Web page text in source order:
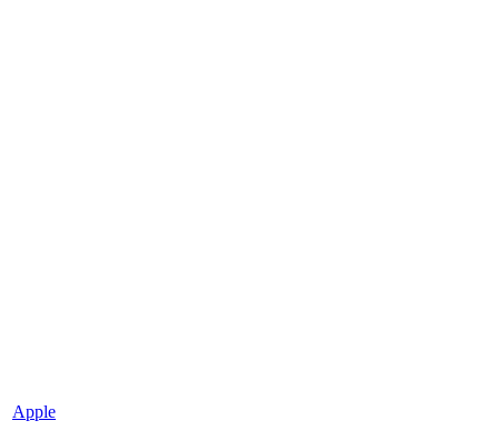
Apple